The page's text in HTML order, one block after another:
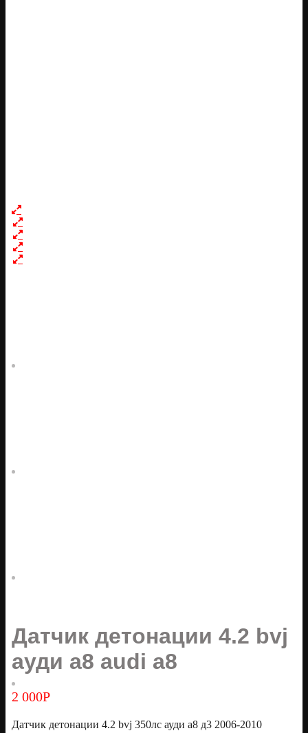
Датчик детонации 4.2 bvj
ауди а8 audi a8
2 000Р
Датчик детонации 4.2 bvj 350лс ауди а8 д3 2006-2010